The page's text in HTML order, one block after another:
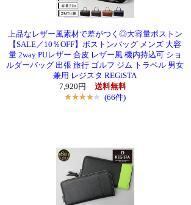
上品なレザー風素材で差がつく◎大容量ボストン
【SALE／10％OFF】ボストンバッグ メンズ 大容
量 2way PUレザー 合皮 レザー風 機内持込可 ショ
ルダーバッグ 出張 旅行 ゴルフ ジム トラベル 男女
兼用 レジスタ REGiSTA
7,920円
送料無料
(66件)